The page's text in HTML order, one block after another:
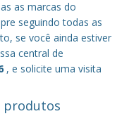
as marcas do
seguindo todas as
se você ainda estiver
central de
, e solicite uma visita
produtos